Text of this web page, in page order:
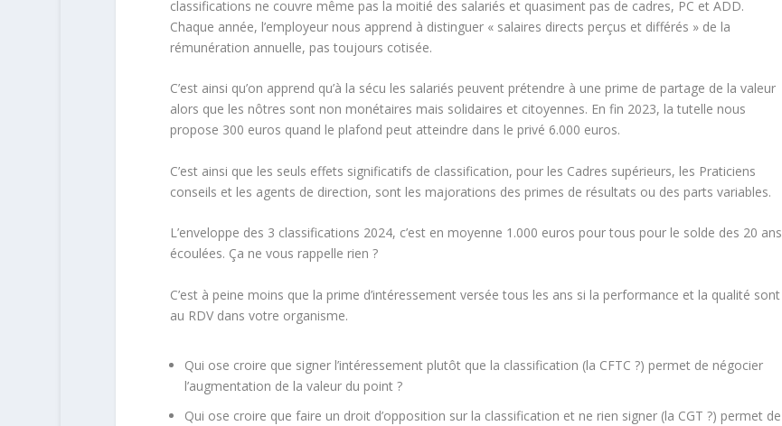
classifications ne couvre même pas la moitié des salariés et quasiment pas de cadres, PC et ADD.
Chaque année, l’employeur nous apprend à distinguer « salaires directs perçus et différés » de la
rémunération annuelle, pas toujours cotisée.
C’est ainsi qu’on apprend qu’à la sécu les salariés peuvent prétendre à une prime de partage de la valeur
alors que les nôtres sont non monétaires mais solidaires et citoyennes. En fin 2023, la tutelle nous
propose 300 euros quand le plafond peut atteindre dans le privé 6.000 euros.
C’est ainsi que les seuls effets significatifs de classification, pour les Cadres supérieurs, les Praticiens
conseils et les agents de direction, sont les majorations des primes de résultats ou des parts variables.
L’enveloppe des 3 classifications 2024, c’est en moyenne 1.000 euros pour tous pour le solde des 20 ans
écoulées. Ça ne vous rappelle rien ?
C’est à peine moins que la prime d’intéressement versée tous les ans si la performance et la qualité sont
au RDV dans votre organisme.
Qui ose croire que signer l’intéressement plutôt que la classification (la CFTC ?) permet de négocier
l’augmentation de la valeur du point ?
Qui ose croire que faire un droit d’opposition sur la classification et ne rien signer (la CGT ?) permet de